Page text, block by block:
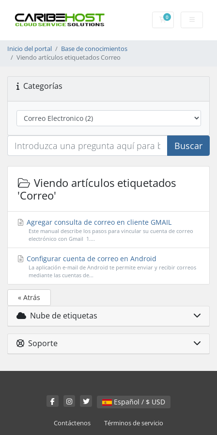
0Carrito
Inicio del portal
Base de conocimientos
Viendo artículos etiquetados Correo
Categorías
Buscar
Viendo artículos etiquetados
'Correo'
Agregar consulta de correo en cliente GMAIL
Este manual describe los pasos para vincular su cuenta de correo
electrónico con Gmail 1....
Configurar cuenta de correo en Android
La aplicación e-mail de Android te permite enviar y recibir correos
mediante las cuentas de...
« Atrás
Nube de etiquetas
Soporte
Español / $ USD
Contáctenos Términos de servicio